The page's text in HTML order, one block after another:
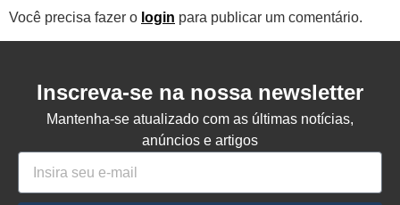
Você precisa fazer o login para publicar um comentário.
Inscreva-se na nossa newsletter
Mantenha-se atualizado com as últimas notícias,
anúncios e artigos